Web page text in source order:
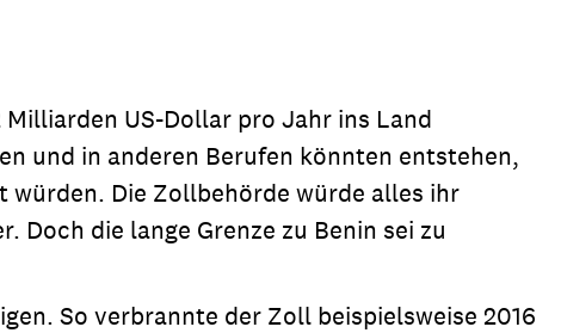
US-Dollar pro Jahr ins Land
und in anderen Berufen könnten entstehen,
Die Zollbehörde würde alles ihr
die lange Grenze zu Benin sei zu
So verbrannte der Zoll beispielsweise 2016